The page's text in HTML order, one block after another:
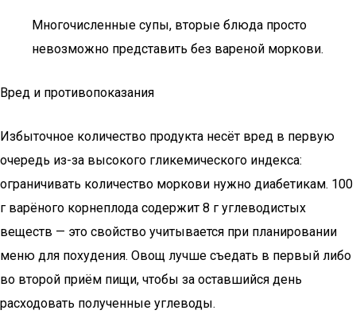
Многочисленные супы, вторые блюда просто
невозможно представить без вареной моркови.
Вред и противопоказания
Избыточное количество продукта несёт вред в первую
очередь из-за высокого гликемического индекса:
ограничивать количество моркови нужно диабетикам. 100
г варёного корнеплода содержит 8 г углеводистых
веществ — это свойство учитывается при планировании
меню для похудения. Овощ лучше съедать в первый либо
во второй приём пищи, чтобы за оставшийся день
расходовать полученные углеводы.